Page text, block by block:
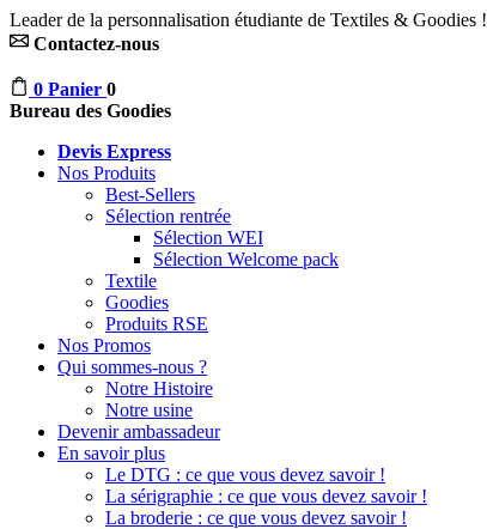
Leader de la personnalisation étudiante de Textiles & Goodies !
Contactez-nous
0 Panier 0
Bureau des Goodies
Devis Express
Nos Produits
Best-Sellers
Sélection rentrée
Sélection WEI
Sélection Welcome pack
Textile
Goodies
Produits RSE
Nos Promos
Qui sommes-nous ?
Notre Histoire
Notre usine
Devenir ambassadeur
En savoir plus
Le DTG : ce que vous devez savoir !
La sérigraphie : ce que vous devez savoir !
La broderie : ce que vous devez savoir !